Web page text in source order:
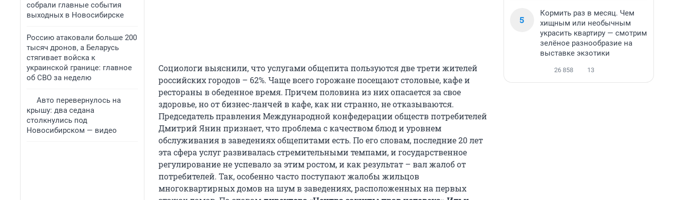
собрали главные события
выходных в Новосибирске
Россию атаковали больше 200
тысяч дронов, а Беларусь
стягивает войска к
украинской границе: главное
об СВО за неделю
Авто перевернулось на
крышу: два седана
столкнулись под
Новосибирском — видео
Социологи выяснили, что услугами общепита пользуются две трети жителей
российских городов – 62%. Чаще всего горожане посещают столовые, кафе и
рестораны в обеденное время. Причем половина из них опасается за свое
здоровье, но от бизнес-ланчей в кафе, как ни странно, не отказываются.
Председатель правления Международной конфедерации обществ потребителей
Дмитрий Янин признает, что проблема с качеством блюд и уровнем
обслуживания в заведениях общепитами есть. По его словам, последние 20 лет
эта сфера услуг развивалась стремительными темпами, и государственное
регулирование не успевало за этим ростом, и как результат – вал жалоб от
потребителей. Так, особенно часто поступают жалобы жильцов
многоквартирных домов на шум в заведениях, расположенных на первых
5
Кормить раз в месяц. Чем
хищным или необычным
украсить квартиру — смотрим
зелёное разнообразие на
выставке экзотики
26 858 13